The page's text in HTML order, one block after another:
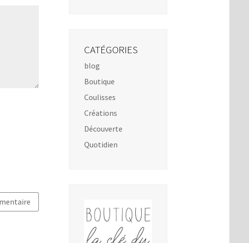
CATÉGORIES
blog
Boutique
Coulisses
Créations
Découverte
Quotidien